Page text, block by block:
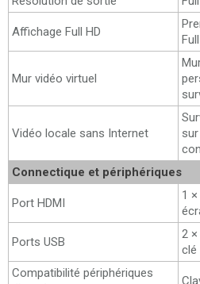
Affichage Full HD
Mur vidéo virtuel
Vidéo locale sans Internet
Connectique et périphériques
Port HDMI
1
Ports USB
2
clé
Compatibilité périphériques